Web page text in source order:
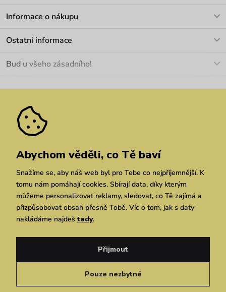
Informace o nákupu
Materiály a údržba
Pozáruční opravy
Ostatní informace
Velkoobchod
Dárkové poukazy
Vuchlook
Prodejny
Praha Brno Chrudim
Buď u všeho zásadního!
Zásady ochrany osobních údajů
Simplia.cz
Zásady ochrany osobních údajů
Čeština
Abychom věděli, co Tě baví
Snažíme se, aby náš web byl pro Tebe co nejpříjemnější. K
tomu nám pomáhají cookies. Sbírají data, díky kterým
můžeme personalizovat reklamy, sledovat, co Tě zajímá a
přizpůsobovat obsah přesně Tobě. Víc o tom, jak s daty
nakládáme najdeš tady.
Pouze nezbytné
Přijmout